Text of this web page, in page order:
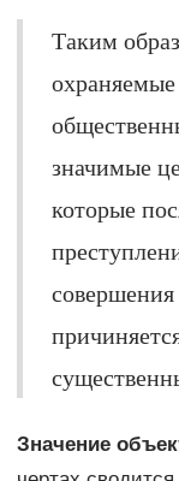
Таким
значимые
которые
Значение